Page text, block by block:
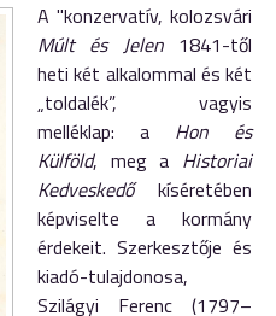
A "konzervatív, kolozsvári
Múlt és Jelen 1841-től
heti két alkalommal és két
„toldalék”, vagyis
melléklap: a Hon és
Külföld, meg a Historiai
Kedveskedőkíséretében
képviselte a kormány
érdekeit. Szerkesztője és
kiadó-tulajdonosa,
Szilágyi Ferenc (1797–